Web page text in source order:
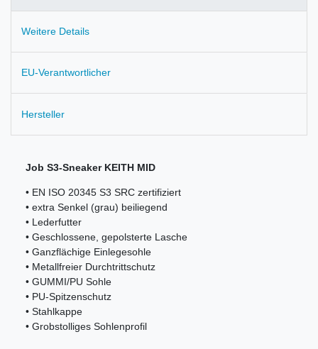
Weitere Details
EU-Verantwortlicher
Hersteller
Job S3-Sneaker KEITH MID
• EN ISO 20345 S3 SRC zertifiziert
• extra Senkel (grau) beiliegend
• Lederfutter
• Geschlossene, gepolsterte Lasche
• Ganzflächige Einlegesohle
• Metallfreier Durchtrittschutz
• GUMMI/PU Sohle
• PU-Spitzenschutz
• Stahlkappe
• Grobstolliges Sohlenprofil